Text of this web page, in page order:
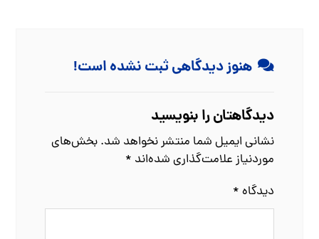
هنوز دیدگاهی ثبت نشده است!
دیدگاهتان را بنویسید
نشانی ایمیل شما منتشر نخواهد شد. بخش‌های
موردنیاز علامت‌گذاری شده‌اند *
دیدگاه *